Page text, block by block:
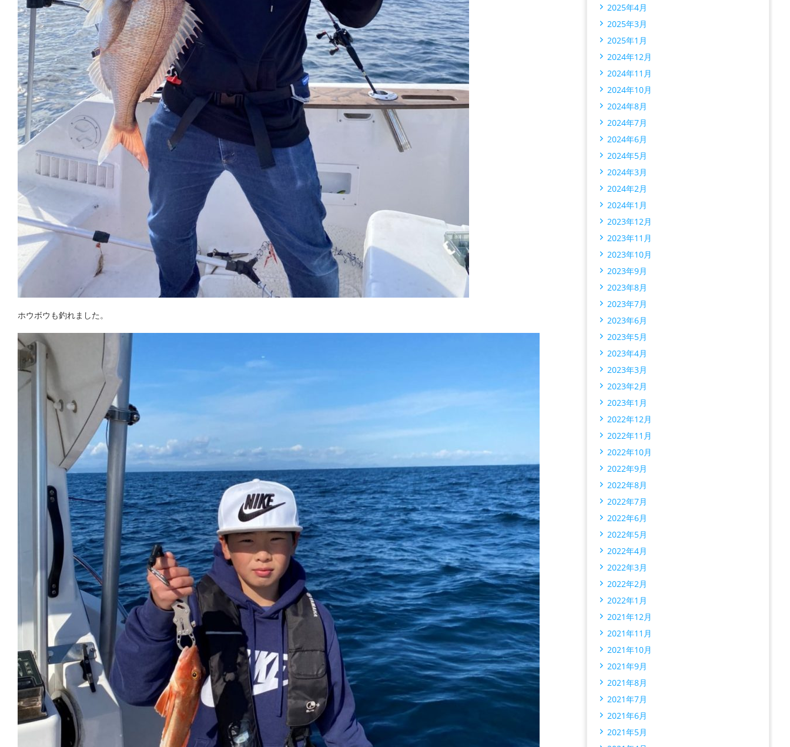
ホウボウも釣れました。
2025年4月
2025年3月
2025年1月
2024年12月
2024年11月
2024年10月
2024年8月
2024年7月
2024年6月
2024年5月
2024年3月
2024年2月
2024年1月
2023年12月
2023年11月
2023年10月
2023年9月
2023年8月
2023年7月
2023年6月
2023年5月
2023年4月
2023年3月
2023年2月
2023年1月
2022年12月
2022年11月
2022年10月
2022年9月
2022年8月
2022年7月
2022年6月
2022年5月
2022年4月
2022年3月
2022年2月
2022年1月
2021年12月
2021年11月
2021年10月
2021年9月
2021年8月
2021年7月
2021年6月
2021年5月